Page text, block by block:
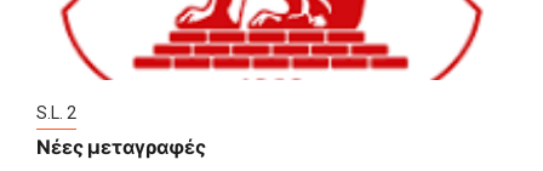
S.L. 2
Νέες μεταγραφές